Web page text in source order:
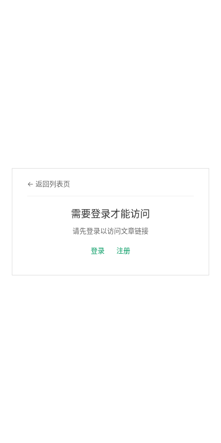
← 返回列表页
需要登录才能访问
请先登录以访问文章链接
登录 注册